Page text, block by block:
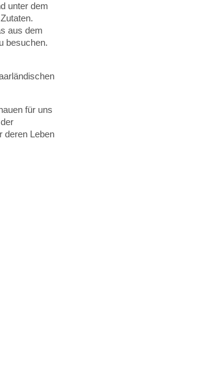
unter dem
aus dem
besuchen.
für uns
deren Leben